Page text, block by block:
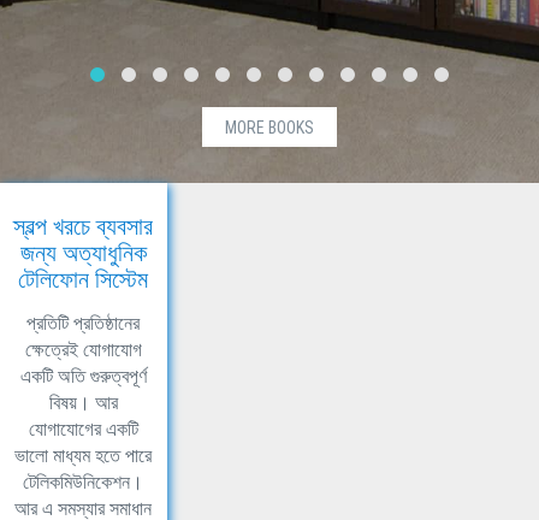
MORE BOOKS
স্বল্প খরচে ব্যবসার
জন্য অত্যাধুনিক
টেলিফোন সিস্টেম
প্রতিটি প্রতিষ্ঠানের
ক্ষেত্রেই যোগাযোগ
একটি অতি গুরুত্বপূর্ণ
বিষয়। আর
যোগাযোগের একটি
ভালো মাধ্যম হতে পারে
টেলিকমিউনিকেশন।
আর এ সমস্যার সমাধান